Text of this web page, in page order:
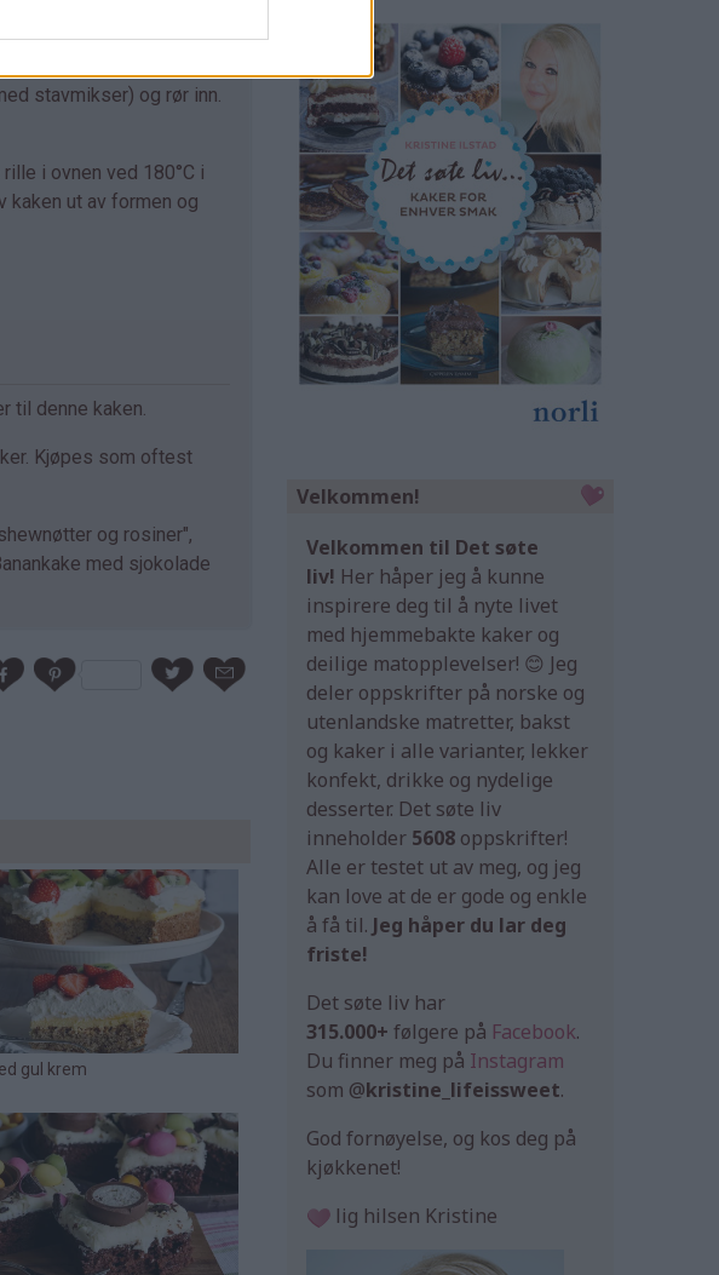
stavmikser) og rør inn.
i ovnen ved 180°C i
kaken ut av formen og
til denne kaken.
Kjøpes som oftest
og rosiner",
med sjokolade
Velkommen!
Velkommen til Det søte
liv! Her håper jeg å kunne
inspirere deg til å nyte livet
med hjemmebakte kaker og
deilige matopplevelser! 😊 Jeg
deler oppskrifter på norske og
utenlandske matretter, bakst
og kaker i alle varianter, lekker
konfekt, drikke og nydelige
desserter. Det søte liv
inneholder 5608 oppskrifter!
Alle er testet ut av meg, og jeg
kan love at de er gode og enkle
å få til. Jeg håper du lar deg
friste!
Det søte liv har
315.000+ følgere på Facebook.
Du finner meg på Instagram
som @kristine_lifeissweet.
God fornøyelse, og kos deg på
kjøkkenet!
lig hilsen Kristine